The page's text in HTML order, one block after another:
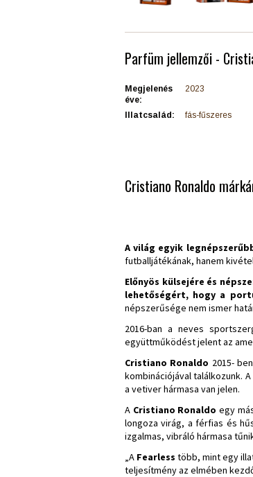
Parfüm jellemzői -
Megjelenés
éve:
2023
Illatcsalád: fás-fűszeres
Cristiano Ronaldo
A világ egyik
futballjátékának, hanem
Előnyös külsejére és
lehetőségért, hogy a
népszerűsége nem ismer
2016-ban a neves
együttműködést jelent az
Cristiano Ronaldo 2015-
kombinációjával találkozunk.
a vetiver hármasa van jelen.
A Cristiano Ronaldo egy
longoza virág, a férfias és
izgalmas, vibráló hármasa
„A Fearless több, mint egy
teljesítmény az elmében